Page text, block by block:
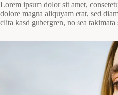
Lorem ipsum dolor sit amet,
dolore magna aliquyam erat, sed
clita kasd gubergren, no sea